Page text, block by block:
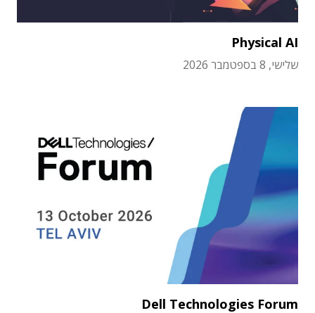
Physical AI
שלישי, 8 בספטמבר 2026
Dell Technologies Forum